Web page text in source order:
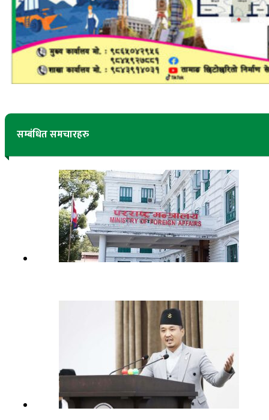
सम्बंधित समचारहरु